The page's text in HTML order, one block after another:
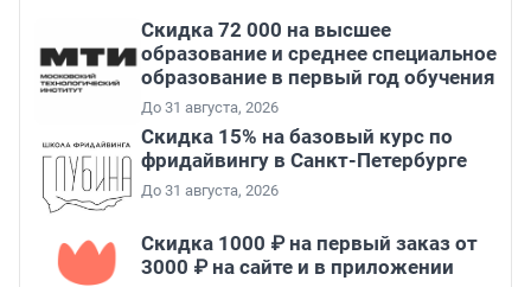
Скидка 72 000 на высшее
образование и среднее специальное
образование в первый год обучения
До 31 августа, 2026
Скидка 15% на базовый курс по
фридайвингу в Санкт-Петербурге
До 31 августа, 2026
Скидка 1000 ₽ на первый заказ от
3000 ₽ на сайте и в приложении